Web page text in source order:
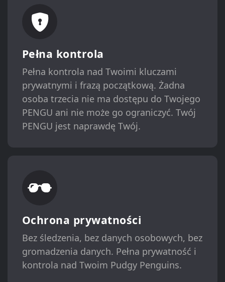
Pełna kontrola
Pełna kontrola nad Twoimi kluczami
prywatnymi i frazą początkową. Żadna
osoba trzecia nie ma dostępu do Twojego
PENGU ani nie może go ograniczyć. Twój
PENGU jest naprawdę Twój.
Ochrona prywatności
Bez śledzenia, bez danych osobowych, bez
gromadzenia danych. Pełna prywatność i
kontrola nad Twoim Pudgy Penguins.